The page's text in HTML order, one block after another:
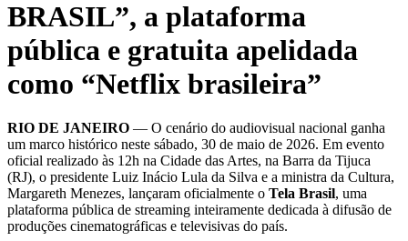
BRASIL”, a plataforma
pública e gratuita apelidada
como “Netflix brasileira”
RIO DE JANEIRO — O cenário do audiovisual nacional ganha
um marco histórico neste sábado, 30 de maio de 2026. Em evento
oficial realizado às 12h na Cidade das Artes, na Barra da Tijuca
(RJ), o presidente Luiz Inácio Lula da Silva e a ministra da Cultura,
Margareth Menezes, lançaram oficialmente o Tela Brasil, uma
plataforma pública de streaming inteiramente dedicada à difusão de
produções cinematográficas e televisivas do país.